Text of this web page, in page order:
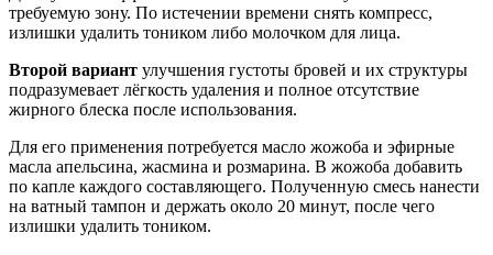
требуемую зону. По истечении времени снять компресс,
излишки удалить тоником либо молочком для лица.
Второй вариант улучшения густоты бровей и их структуры
подразумевает лёгкость удаления и полное отсутствие
жирного блеска после использования.
Для его применения потребуется масло жожоба и эфирные
масла апельсина, жасмина и розмарина. В жожоба добавить
по капле каждого составляющего. Полученную смесь нанести
на ватный тампон и держать около 20 минут, после чего
излишки удалить тоником.